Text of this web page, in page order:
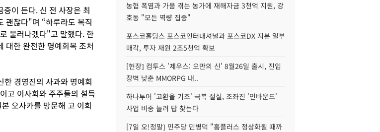
이 든다. 신 전 사장은 최
괜찮다"며 “하루라도 복직
물러나겠다"고 말했다. 한
대한 완전한 명예회복 조처
경영진의 사과와 명예회
고 이사회와 주주들의 설득
오사카를 방문해 고 이희
농협 폭염과 가뭄 겪는 농가에 재해자금 3천억 지원, 강
호동 "모든 역량 집중"
포스코홀딩스 포스코인터내셔널과 포스코DX 지분 일부
매각, 투자 재원 2조5천억 확보
[현장] 컴투스 '제우스: 오만의 신' 8월26일 출시, 진입
장벽 낮춘 MMORPG 내..
하나투어 '고환율 기조' 극복 절실, 조좌진 '인바운드'
사업 비중 늘려 답 찾는다
[7일 오!정말] 민주당 민병덕 "홈플러스 정상화될 때까